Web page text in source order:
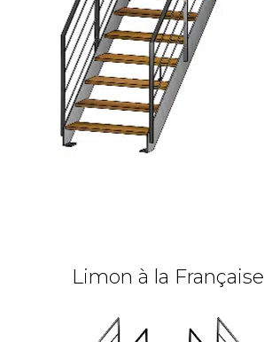
Limon à la Française